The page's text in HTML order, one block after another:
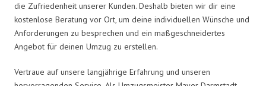
die Zufriedenheit unserer Kunden. Deshalb bieten wir dir eine
kostenlose Beratung vor Ort, um deine individuellen Wünsche und
Anforderungen zu besprechen und ein maßgeschneidertes
Angebot für deinen Umzug zu erstellen.
Vertraue auf unsere langjährige Erfahrung und unseren